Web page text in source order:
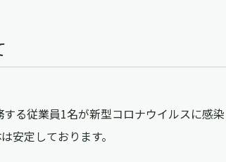
る従業員1名が新型コロナウイルスに感
安定しております。